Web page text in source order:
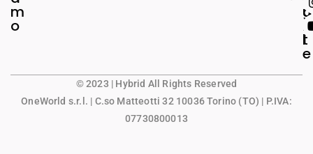
m
o
g
a
l
e
u
n
t
© 2023 | Hybrid All Rights Reserved
OneWorld s.r.l. | C.so Matteotti 32 10036 Torino (TO) | P.IVA:
07730800013